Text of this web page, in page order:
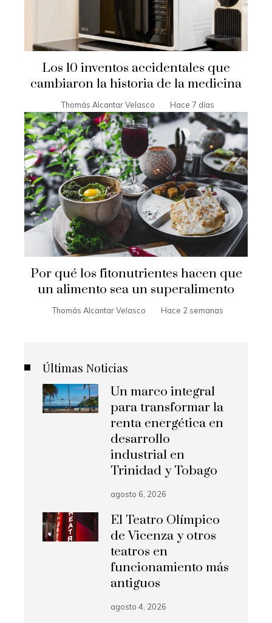
Los 10 inventos accidentales que
cambiaron la historia de la medicina
Thomás Alcantar Velasco Hace 7 días
Por qué los fitonutrientes hacen que
un alimento sea un superalimento
Thomás Alcantar Velasco Hace 2 semanas
Últimas Noticias
Un marco integral
para transformar la
renta energética en
desarrollo
industrial en
Trinidad y Tobago
agosto 6, 2026
El Teatro Olímpico
de Vicenza y otros
teatros en
funcionamiento más
antiguos
agosto 4, 2026